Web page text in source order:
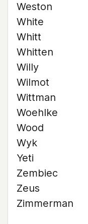
Weston
White
Whitt
Whitten
Willy
Wilmot
Wittman
Woehlke
Wood
Wyk
Yeti
Zembiec
Zeus
Zimmerman